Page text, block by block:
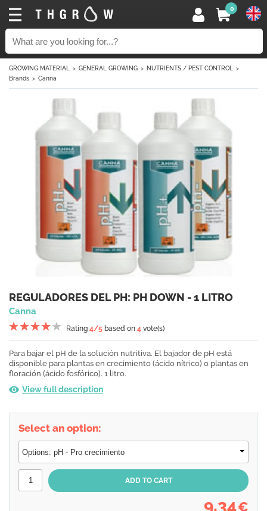
0
GROWING MATERIAL GENERAL GROWING
NUTRIENTS / PEST CONTROL
Brands
Canna
REGULADORES DEL PH: PH DOWN - 1 LITRO
Canna
Rating 4/5 based on 4 vote(s)
Para bajar el pH de la solución nutritiva. El bajador de pH está
disponible para plantas en crecimiento (ácido nítrico) o plantas en
floración (ácido fosfórico). 1 litro.
View full description
Select an option:
9,34€